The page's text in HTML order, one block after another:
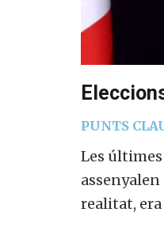
PUNTS
Les
realitat,